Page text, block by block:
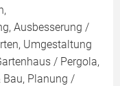
Ausbesserung /
Umgestaltung
/ Pergola,
Bau, Planung /